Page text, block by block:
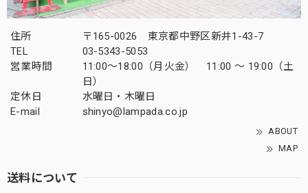
住所
〒165-0026 東京都中野区新井1-43-7
TEL
03-5343-5053
営業時間
11:00～18:00（月火金） 11:00 ～ 19:00（土
日）
定休日
水曜日・木曜日
E-mail
shinyo@lampada.co.jp
ABOUT
MAP
送料について